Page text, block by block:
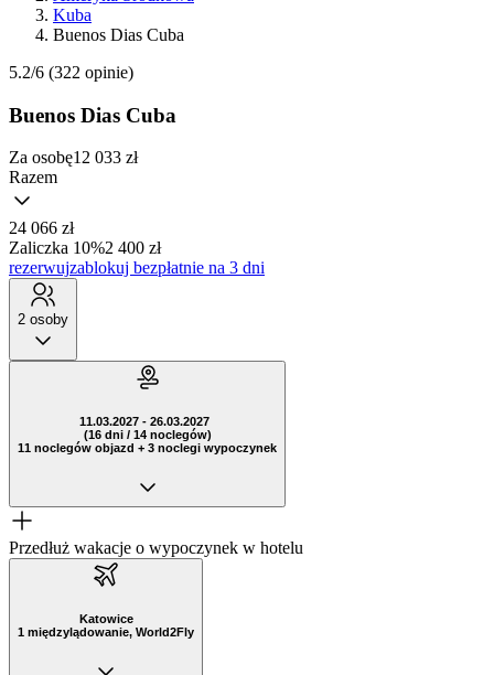
Kuba
Buenos Dias Cuba
5.2/6 (322 opinie)
Buenos Dias Cuba
Za osobę12 033 zł
Razem
24 066 zł
Zaliczka 10%2 400 zł
rezerwujzablokuj bezpłatnie na 3 dni
2 osoby
11.03.2027 - 26.03.2027
(16 dni / 14 noclegów)
11 noclegów objazd + 3 noclegi wypoczynek
Przedłuż wakacje o wypoczynek w hotelu
Katowice
1 międzylądowanie, World2Fly